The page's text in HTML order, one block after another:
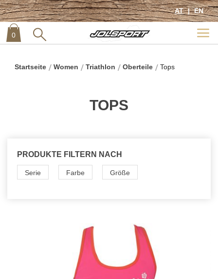
AT EN
00 item
Startseite Women Triathlon Oberteile Tops
TOPS
PRODUKTE FILTERN NACH
Serie Farbe Größe